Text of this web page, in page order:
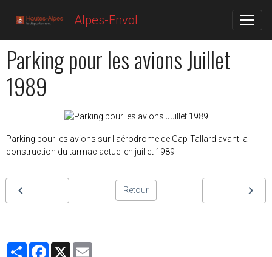
Alpes-Envol
Parking pour les avions Juillet
1989
Parking pour les avions sur l'aérodrome de Gap-Tallard avant la
construction du tarmac actuel en juillet 1989
Retour
PartagerFacebook
X